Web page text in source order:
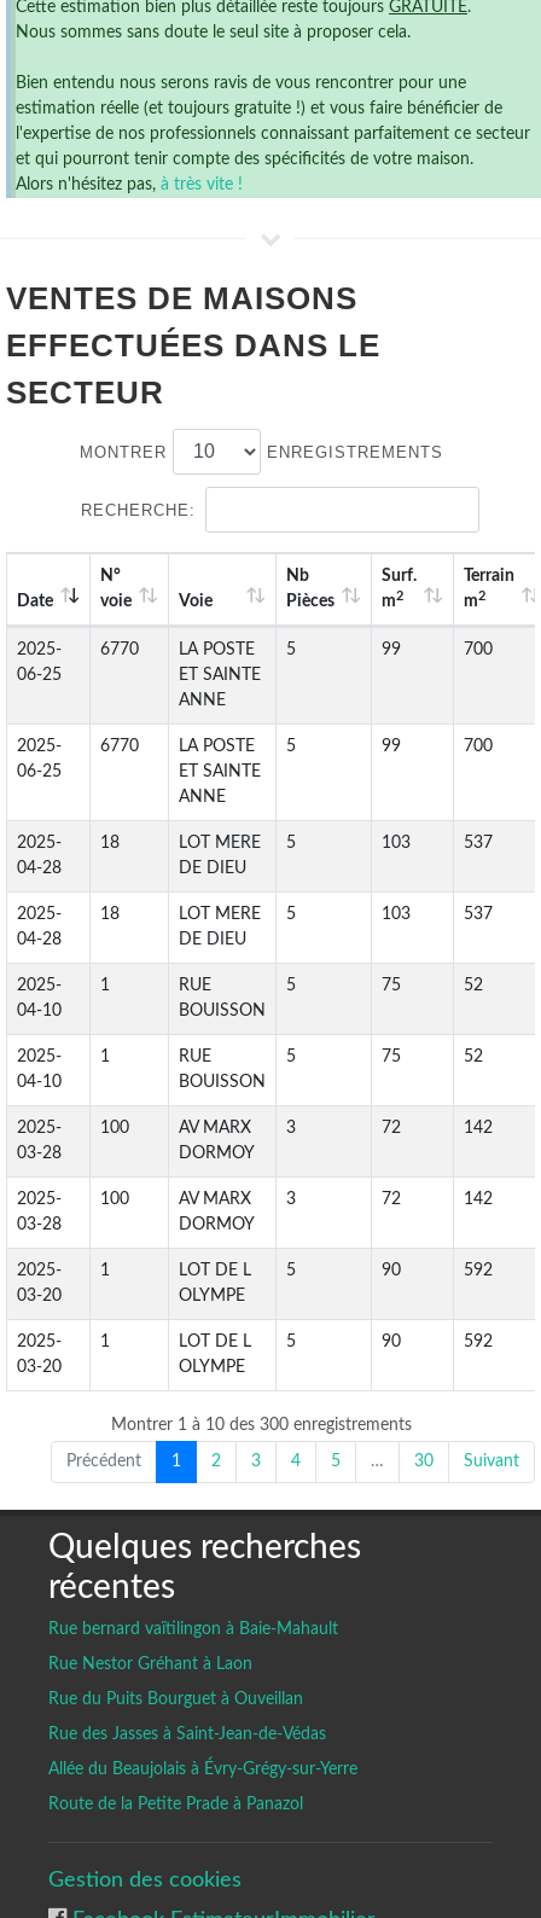
Cette estimation bien plus détaillée reste toujours GRATUITE.
Nous sommes sans doute le seul site à proposer cela.
Bien entendu nous serons ravis de vous rencontrer pour une
estimation réelle (et toujours gratuite !) et vous faire bénéficier de
l'expertise de nos professionnels connaissant parfaitement ce secteur
et qui pourront tenir compte des spécificités de votre maison.
Alors n'hésitez pas, à très vite !
VENTES DE MAISONS
EFFECTUÉES DANS LE
SECTEUR
MONTRER ENREGISTREMENTS
RECHERCHE:
Date
N°
voie
Voie
Nb
Pièces
Surf.
m2
Terrain
m2
2025-
06-25
6770
LA POSTE
ET SAINTE
ANNE
5 99 700
2025-
06-25
6770
LA POSTE
ET SAINTE
ANNE
5 99 700
2025-
04-28
18
LOT MERE
DE DIEU
5 103 537
2025-
04-28
18
LOT MERE
DE DIEU
5 103 537
2025-
04-10
1
RUE
BOUISSON
5 75 52
2025-
04-10
1
RUE
BOUISSON
5 75 52
2025-
03-28
100
AV MARX
DORMOY
3 72 142
2025-
03-28
100
AV MARX
DORMOY
3 72 142
2025-
03-20
1
LOT DE L
OLYMPE
5 90 592
2025-
03-20
1
LOT DE L
OLYMPE
5 90 592
Montrer 1 à 10 des 300 enregistrements
Précédent 1 2 3 4 5 … 30 Suivant
Quelques recherches
récentes
Rue bernard vaïtilingon à Baie-Mahault
Rue Nestor Gréhant à Laon
Rue du Puits Bourguet à Ouveillan
Rue des Jasses à Saint-Jean-de-Védas
Allée du Beaujolais à Évry-Grégy-sur-Yerre
Route de la Petite Prade à Panazol
Gestion des cookies